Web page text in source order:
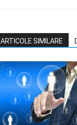
ARTICOLE SIMILARE